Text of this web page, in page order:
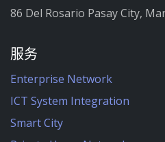
86 Del Rosario Pasay City,
服务
Enterprise Network
ICT System Integration
Smart City